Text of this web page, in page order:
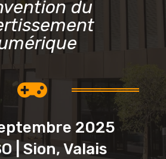
du

2025
| Sion, Valais